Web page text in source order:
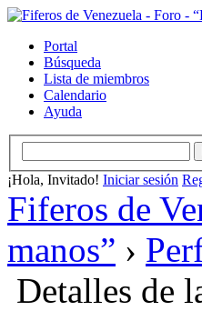
Portal
Búsqueda
Lista de miembros
Calendario
Ayuda
¡Hola, Invitado! Iniciar sesión
Fiferos de
manos” ›
Detalles de